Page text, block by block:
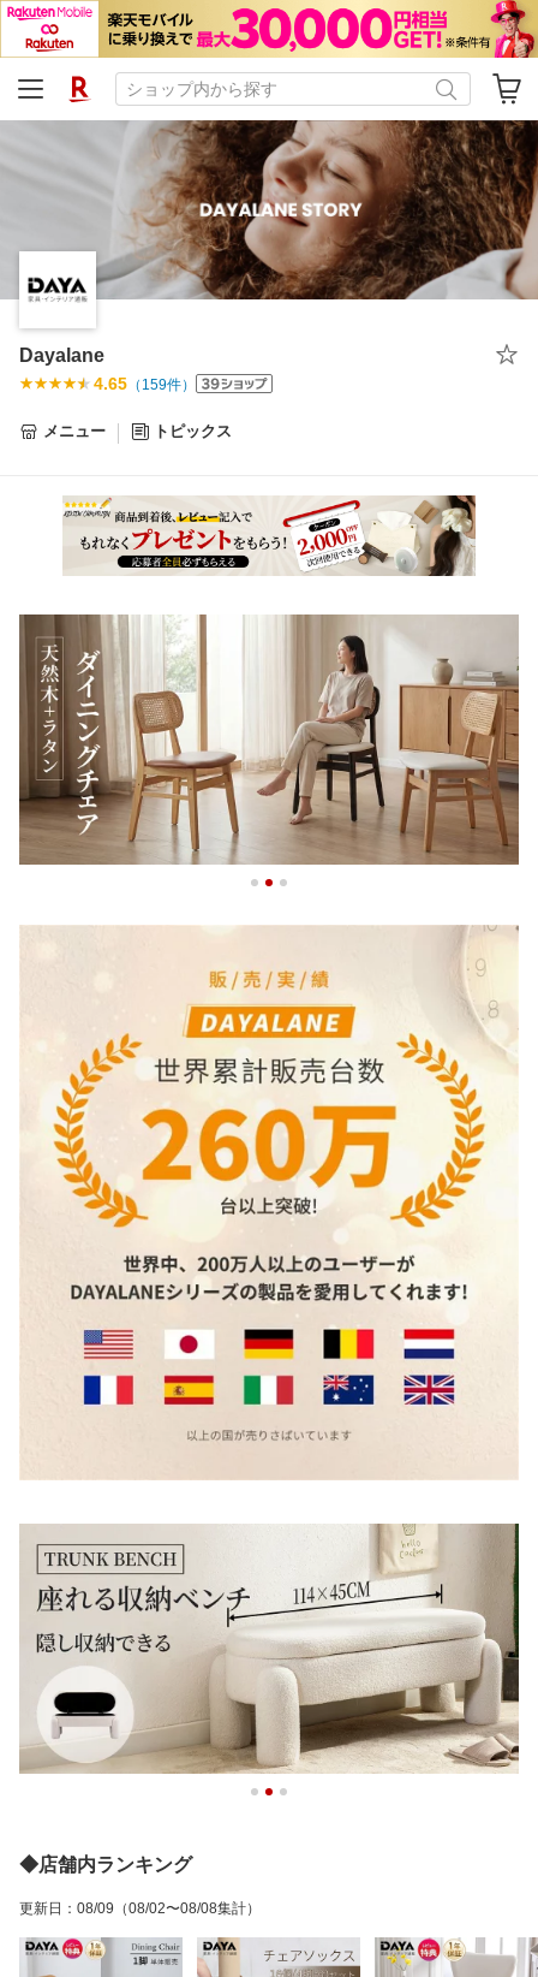
Dayalane
4.65 （ 159件）
メニュー トピックス
◆店舗内ランキング
更新日 ： 08/09 （08/02〜08/08集計）